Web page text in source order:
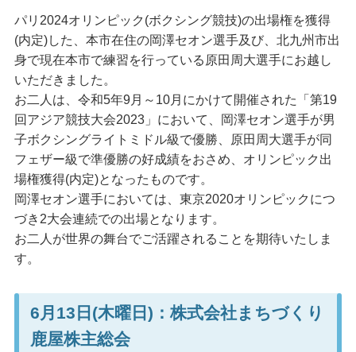
パリ2024オリンピック(ボクシング競技)の出場権を獲得
(内定)した、本市在住の岡澤セオン選手及び、北九州市出
身で現在本市で練習を行っている原田周大選手にお越し
いただきました。
お二人は、令和5年9月～10月にかけて開催された「第19
回アジア競技大会2023」において、岡澤セオン選手が男
子ボクシングライトミドル級で優勝、原田周大選手が同
フェザー級で準優勝の好成績をおさめ、オリンピック出
場権獲得(内定)となったものです。
岡澤セオン選手においては、東京2020オリンピックにつ
づき2大会連続での出場となります。
お二人が世界の舞台でご活躍されることを期待いたしま
す。
6月13日(木曜日)：株式会社まちづくり
鹿屋株主総会